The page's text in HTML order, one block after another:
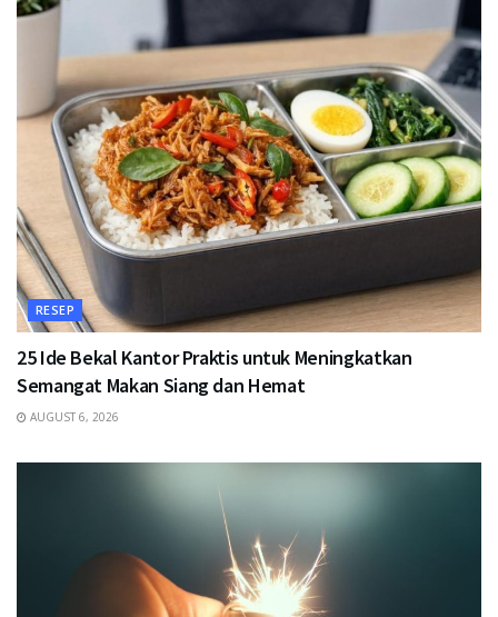
RESEP
25 Ide Bekal Kantor Praktis untuk Meningkatkan
Semangat Makan Siang dan Hemat
AUGUST 6, 2026